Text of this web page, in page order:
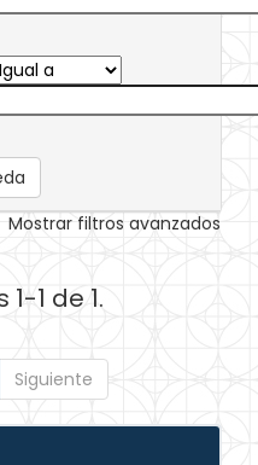
Mostrar filtros avanzados
1 de 1.
Siguiente